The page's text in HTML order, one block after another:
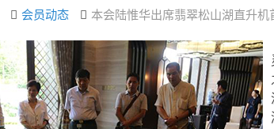
会员动态 本会陆惟华出席翡翠松山湖直升机